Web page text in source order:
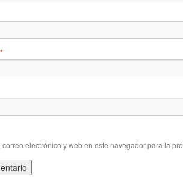
*
electrónico y web en este navegador para la